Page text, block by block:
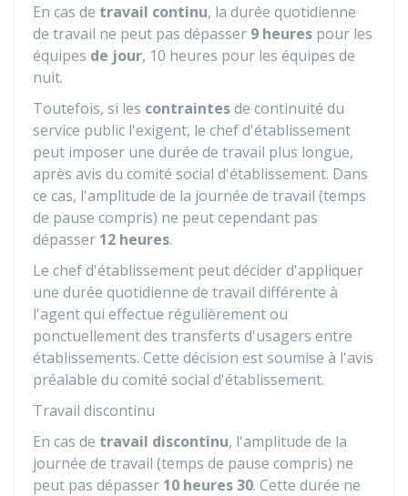
En cas de travail continu, la durée quotidienne
de travail ne peut pas dépasser 9 heures pour les
équipes de jour, 10 heures pour les équipes de
nuit.
Toutefois, si les contraintesde continuité du
service public l'exigent, le chef d'établissement
peut imposer une durée de travail plus longue,
après avis du comité social d'établissement. Dans
ce cas, l'amplitude de la journée de travail (temps
de pause compris) ne peut cependant pas
dépasser 12 heures.
Le chef d'établissement peut décider d'appliquer
une durée quotidienne de travail différente à
l'agent qui effectue régulièrement ou
ponctuellement des transferts d'usagers entre
établissements. Cette décision est soumise à l'avis
préalable du comité social d'établissement.
Travail discontinu
En cas de travail discontinu, l'amplitude de la
journée de travail (temps de pause compris) ne
peut pas dépasser 10 heures 30. Cette durée ne